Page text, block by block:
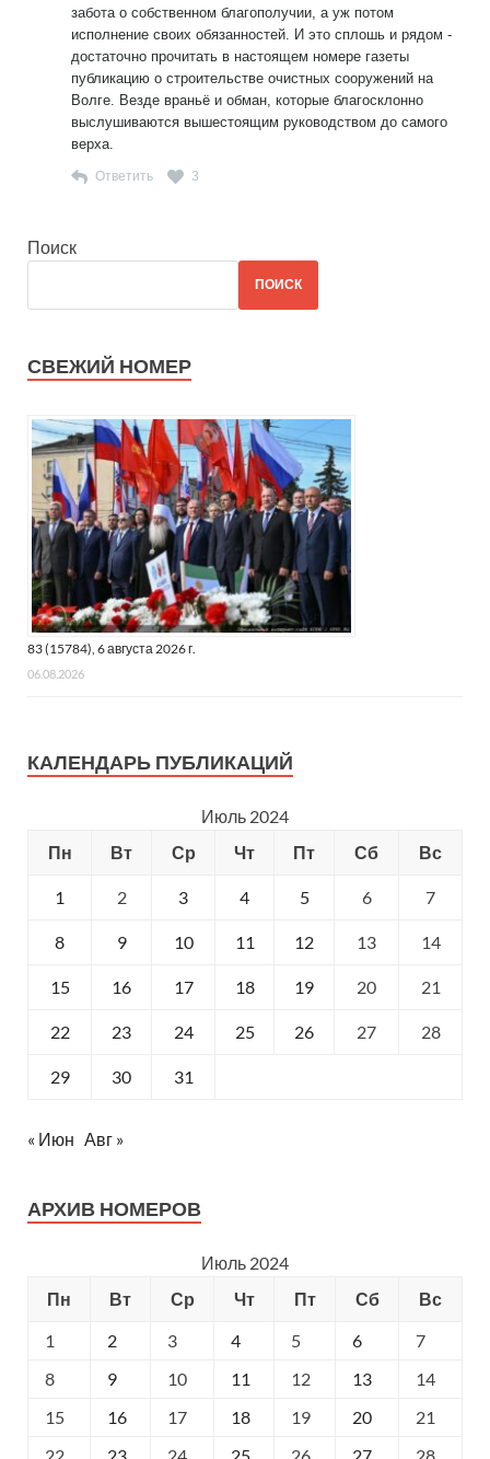
забота о собственном благополучии, а уж потом
исполнение своих обязанностей. И это сплошь и рядом -
достаточно прочитать в настоящем номере газеты
публикацию о строительстве очистных сооружений на
Волге. Везде враньё и обман, которые благосклонно
выслушиваются вышестоящим руководством до самого
верха.
Ответить 3
Поиск
ПОИСК
СВЕЖИЙ НОМЕР
83 (15784), 6 августа 2026 г.
06.08.2026
КАЛЕНДАРЬ ПУБЛИКАЦИЙ
Июль 2024
Пн
Вт Ср Чт Пт Сб Вс
1 2 3 4 5 6 7
8 9 10 11 12 13 14
15 16 17 18 19 20 21
22 23 24 25 26 27 28
29 30 31
« Июн Авг »
АРХИВ НОМЕРОВ
Июль 2024
Пн
Вт Ср Чт Пт Сб
Вс
1
2 3 4 5 6
7
8
9 10 11 12 13
14
15
16 17 18 19 20
21
22
23 24 25 26 27 28